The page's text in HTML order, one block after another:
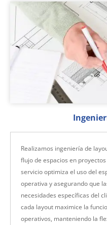
Realizamos ingeniería de
flujo de espacios en
servicio optimiza el uso del
operativa y asegurando que
necesidades específicas del
cada layout maximice la
operativos, manteniendo la